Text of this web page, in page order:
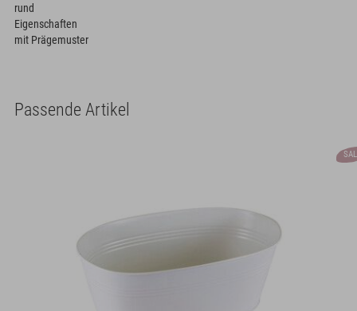
rund
Eigenschaften
mit Prägemuster
Passende Artikel